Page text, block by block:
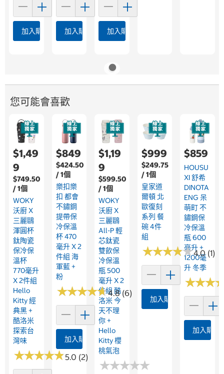
加入購物車 加入購物車 加入購物車
您可能會喜歡
$1,49
9
$749.50
/ 1個
WOKY
沃廚 X
三麗鷗
渾圓杯
鈦陶瓷
保冷保
溫杯
770毫升
X 2件組
Hello
Kitty 經
典黑 +
酷洛米
探索台
灣味
★★★★★
★★★★★5.0 (2)
$849
$424.50
/ 1個
樂扣樂
扣 都會
不鏽鋼
提帶保
冷保溫
杯 470
毫升 X 2
件組 海
軍藍 +
粉
★★★★★
★★★★★4.8 (6)
加入購物車
$1,19
9
$599.50
/ 1個
WOKY
沃廚 X
三麗鷗
All-P 輕
芯鈦瓷
雙飲保
冷保溫
瓶 500
毫升 X 2
件組 酷
洛米 今
天不理
你 +
Hello
Kitty 櫻
桃氣泡
★★★★★
★★★★★
$999
$249.75
/ 1個
皇家道
爾頓 北
歐復刻
系列 餐
碗 4件
組
★★★★★
★★★★★4.0 (1)
加入購物車
$859
HOUSU
XI 舒希
DINOTA
ENG 呆
萌町 不
鏽鋼保
冷保溫
瓶 600
毫升 +
1200毫
升 冬季
★★★
★★★
加入購物